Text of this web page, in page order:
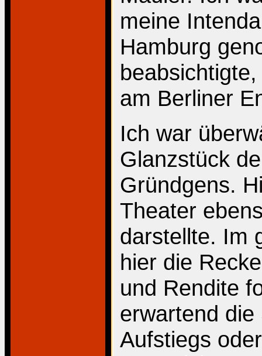
meine
Hamburg
am Berliner
Ich war
Glanzstück
Gründgens.
Theater
darstellte. Im
hier die
und Rendite
erwartend
Aufstiegs